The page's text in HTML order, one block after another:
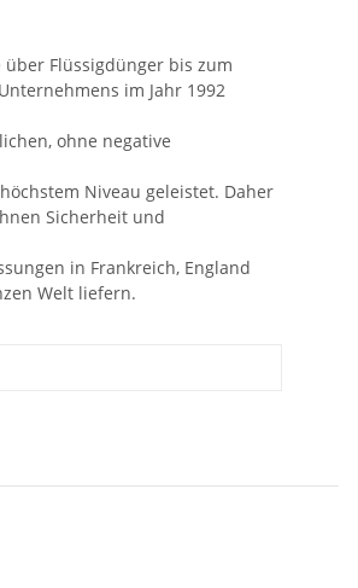
Flüssigdünger bis zum
im Jahr 1992
ohne negative
Niveau geleistet. Daher
Sicherheit und
in Frankreich, England
Welt liefern.